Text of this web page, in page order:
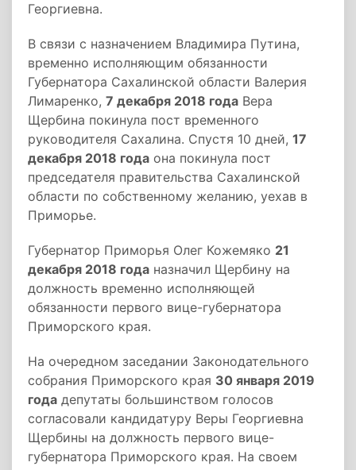
Георгиевна.
В связи с назначением Владимира Путина,
временно исполняющим обязанности
Губернатора Сахалинской области Валерия
Лимаренко, 7 декабря 2018 года Вера
Щербина покинула пост временного
руководителя Сахалина. Спустя 10 дней, 17
декабря 2018 года она покинула пост
председателя правительства Сахалинской
области по собственному желанию, уехав в
Приморье.
Губернатор Приморья Олег Кожемяко 21
декабря 2018 года назначил Щербину на
должность временно исполняющей
обязанности первого вице-губернатора
Приморского края.
На очередном заседании Законодательного
собрания Приморского края 30 января 2019
года депутаты большинством голосов
согласовали кандидатуру Веры Георгиевна
Щербины на должность первого вице-
губернатора Приморского края. На своем